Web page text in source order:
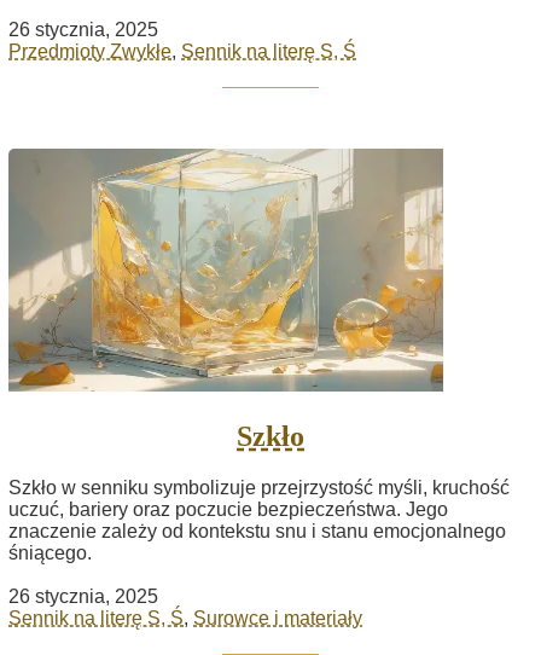
26 stycznia, 2025
Przedmioty Zwykłe, Sennik na literę S, Ś
Szkło
Szkło w senniku symbolizuje przejrzystość myśli, kruchość
uczuć, bariery oraz poczucie bezpieczeństwa. Jego
znaczenie zależy od kontekstu snu i stanu emocjonalnego
śniącego.
26 stycznia, 2025
Sennik na literę S, Ś, Surowce i materiały